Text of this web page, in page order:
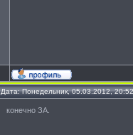
Дата: Понедельник, 05.03.2012,
конечно ЗА.